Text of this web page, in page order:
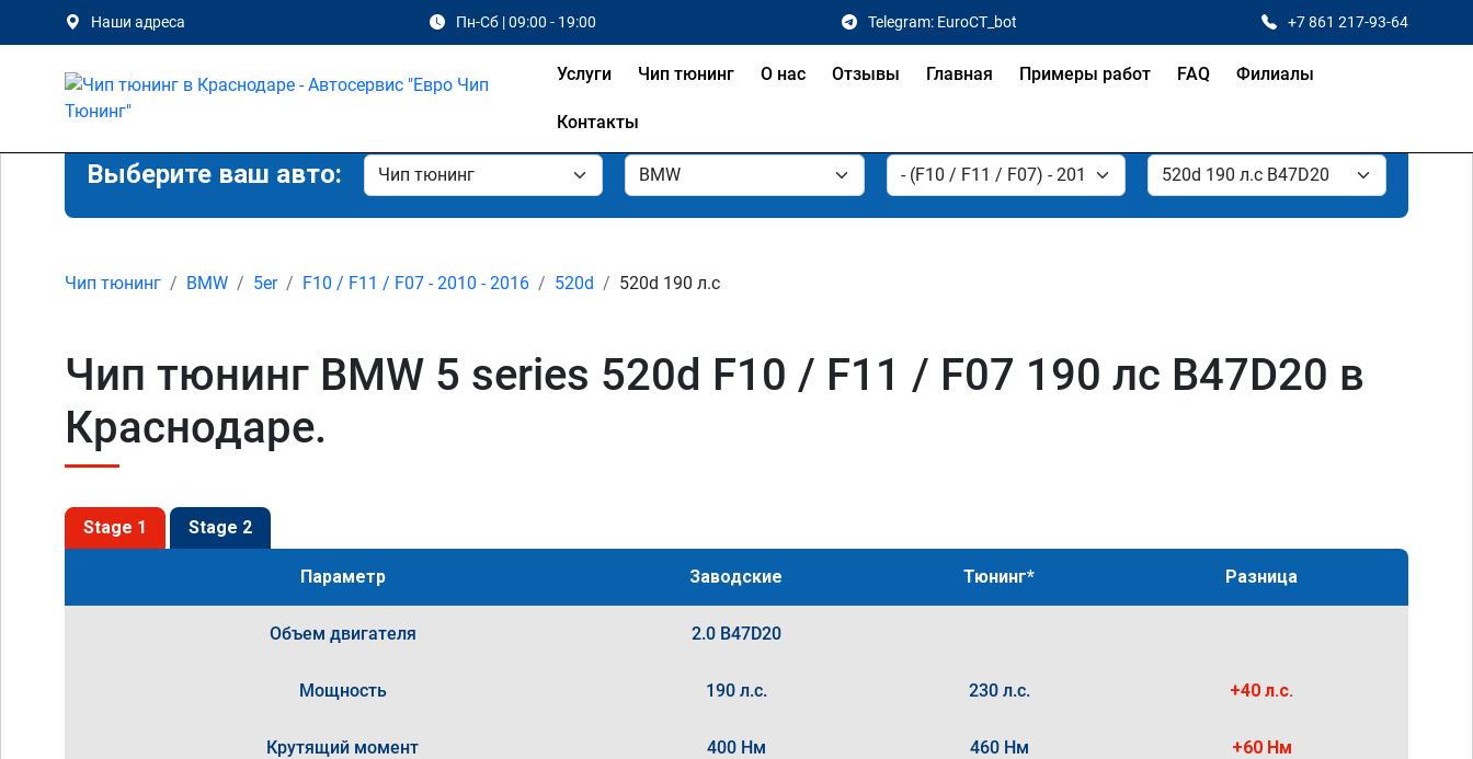
Наши адреса Пн-Сб | 09:00 - 19:00 Telegram: EuroCT_bot +7 861 217-93-64
Услуги Чип тюнинг О нас Отзывы Главная Примеры работ FAQ Филиалы
Контакты
Выберите ваш авто:
Чип тюнинг BMW 5er F10 / F11 / F07 - 2010 - 2016 520d 520d 190 л.с
Чип тюнинг BMW 5 series 520d F10 / F11 / F07 190 лс B47D20 в
Краснодаре.
Stage 1 Stage 2
Параметр Заводские Тюнинг* Разница
Объем двигателя 2.0 B47D20
Мощность 190 л.с. 230 л.с. +40 л.с.
Крутящий момент 400 Нм 460 Нм +60 Нм